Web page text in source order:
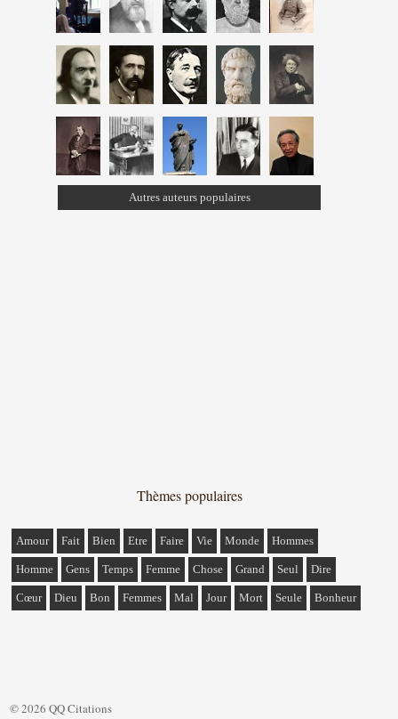
Autres auteurs populaires
Thèmes populaires
Amour Fait Bien Etre Faire Vie Monde Hommes
Homme Gens Temps Femme Chose Grand Seul Dire
Cœur Dieu Bon Femmes Mal Jour Mort Seule Bonheur
© 2026 QQ Citations